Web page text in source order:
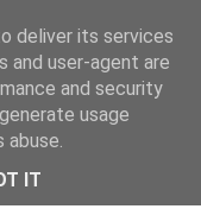
deliver its services
and user-agent are
and security
usage
IT